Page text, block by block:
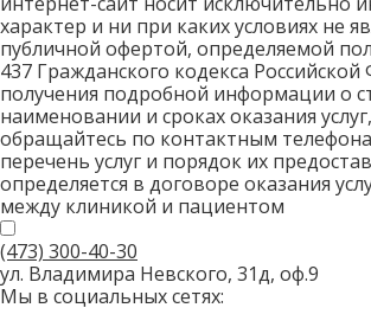
характер и ни при каких условиях не
публичной офертой, определяемой
437 Гражданского кодекса
получения подробной информации о
наименовании и сроках оказания
обращайтесь по контактным
перечень услуг и порядок их
определяется в договоре оказания
между клиникой и пациентом
(473) 300-40-30
ул. Владимира Невского, 31д, оф.9
Мы в социальных сетях: